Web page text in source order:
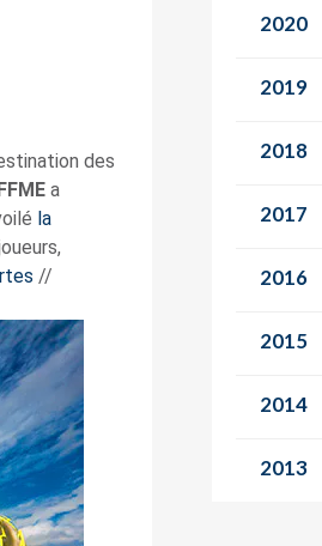
des
a
la
//
2020
2019
2018
2017
2016
2015
2014
2013